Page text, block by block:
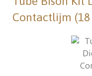
Contactlijm